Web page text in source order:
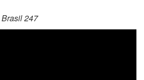
Brasil 247